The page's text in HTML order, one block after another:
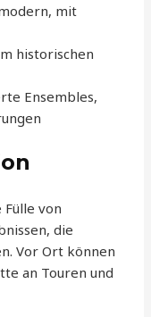
mit
historischen
Ensembles,
von
die
Vor Ort können
an Touren und